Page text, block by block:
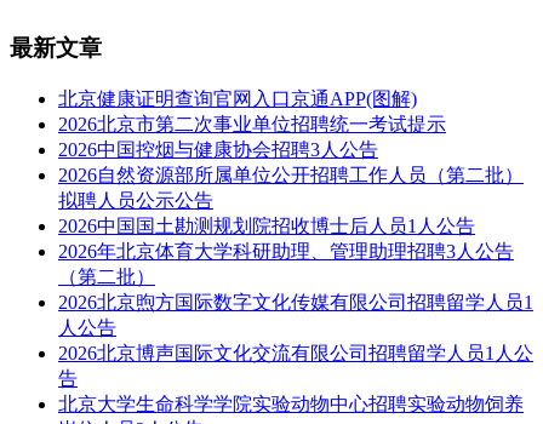
最新文章
北京健康证明查询官网入口京通APP(图解)
2026北京市第二次事业单位招聘统一考试提示
2026中国控烟与健康协会招聘3人公告
2026自然资源部所属单位公开招聘工作人员（第二批）
拟聘人员公示公告
2026中国国土勘测规划院招收博士后人员1人公告
2026年北京体育大学科研助理、管理助理招聘3人公告
（第二批）
2026北京煦方国际数字文化传媒有限公司招聘留学人员1
人公告
2026北京博声国际文化交流有限公司招聘留学人员1人公
告
北京大学生命科学学院实验动物中心招聘实验动物饲养